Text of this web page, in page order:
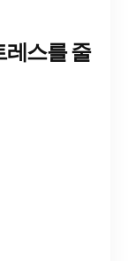
레스를 줄